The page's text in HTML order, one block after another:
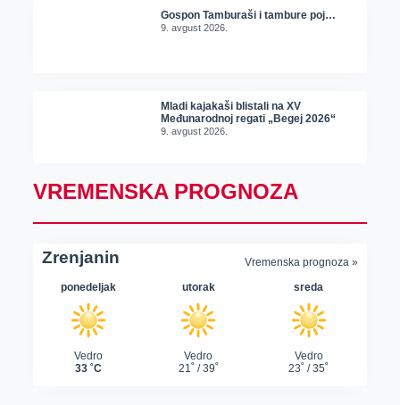
Gospon Tamburaši i tambure poj…
9. avgust 2026.
Mladi kajakaši blistali na XV
Međunarodnoj regati „Begej 2026“
9. avgust 2026.
VREMENSKA PROGNOZA